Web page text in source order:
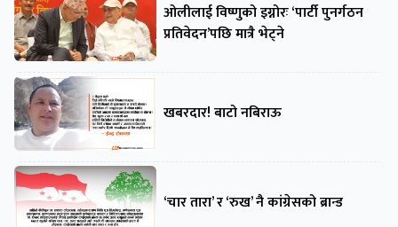
ओलीलाई विष्णुको इग्नोरः ‘पार्टी पुनर्गठन
प्रतिवेदन’पछि मात्रै भेट्ने
खबरदार! बाटो नबिराऊ
‘चार तारा’ र ‘रुख’ नै कांग्रेसको ब्रान्ड